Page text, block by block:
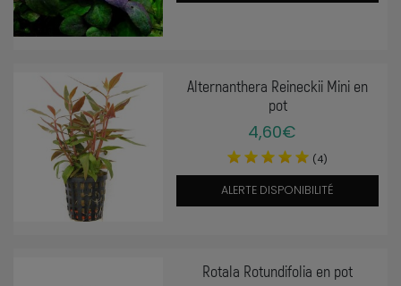
Alternanthera Reineckii Mini en
pot
4,60€
(4)
ALERTE DISPONIBILITÉ
Rotala Rotundifolia en pot